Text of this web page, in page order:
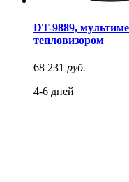
DT-9889,
тепловизором
68 231 руб.
4-6 дней